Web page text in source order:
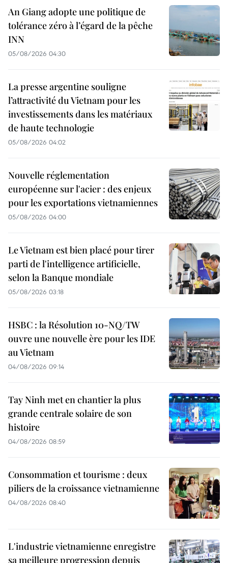
An Giang adopte une politique de
tolérance zéro à l’égard de la pêche
INN
05/08/2026 04:30
La presse argentine souligne
l’attractivité du Vietnam pour les
investissements dans les matériaux
de haute technologie
05/08/2026 04:02
Nouvelle réglementation
européenne sur l'acier : des enjeux
pour les exportations vietnamiennes
05/08/2026 04:00
Le Vietnam est bien placé pour tirer
parti de l'intelligence artificielle,
selon la Banque mondiale
05/08/2026 03:18
HSBC : la Résolution 10-NQ/TW
ouvre une nouvelle ère pour les IDE
au Vietnam
04/08/2026 09:14
Tay Ninh met en chantier la plus
grande centrale solaire de son
histoire
04/08/2026 08:59
Consommation et tourisme : deux
piliers de la croissance vietnamienne
04/08/2026 08:40
L'industrie vietnamienne enregistre
sa meilleure progression depuis